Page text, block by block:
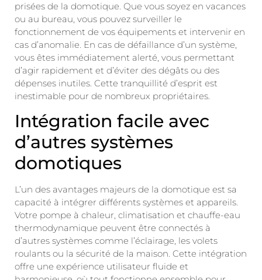
prisées de la domotique. Que vous soyez en vacances
ou au bureau, vous pouvez surveiller le
fonctionnement de vos équipements et intervenir en
cas d’anomalie. En cas de défaillance d’un système,
vous êtes immédiatement alerté, vous permettant
d’agir rapidement et d’éviter des dégâts ou des
dépenses inutiles. Cette tranquillité d’esprit est
inestimable pour de nombreux propriétaires.
Intégration facile avec
d’autres systèmes
domotiques
L’un des avantages majeurs de la domotique est sa
capacité à intégrer différents systèmes et appareils.
Votre pompe à chaleur, climatisation et chauffe-eau
thermodynamique peuvent être connectés à
d’autres systèmes comme l’éclairage, les volets
roulants ou la sécurité de la maison. Cette intégration
offre une expérience utilisateur fluide et